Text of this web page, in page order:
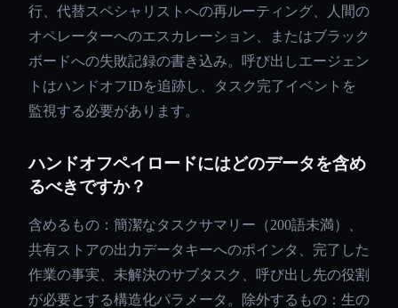
行、代替スペシャリストへの再ルーティング、人間の
オペレーターへのエスカレーション、またはブラック
ボードへの失敗記録の書き込み。呼び出しエージェン
トはハンドオフIDを追跡し、タスク完了イベントを
監視する必要があります。
ハンドオフペイロードにはどのデータを含め
るべきですか？
含めるもの：簡潔なタスクサマリー（200語未満）、
共有ストアの出力データキーへのポインタ、完了した
作業の事実、未解決のサブタスク、呼び出し先の役割
が必要とする構造化パラメータ。除外するもの：生の